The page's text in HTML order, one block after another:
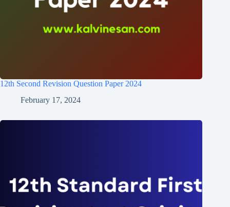
12th Second Revision Question Paper 2024
February 17, 2024